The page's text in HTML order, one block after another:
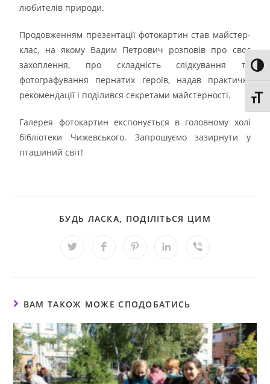
любителів природи.
Продовженням презентації фотокартин став майстер-
клас, на якому Вадим Петрович розповів про своє
захоплення, про складність слідкування та
фотографування пернатих героїв, надав практичні
рекомендації і поділився секретами майстерності.
Галерея фотокартин експонується в головному холі
бібліотеки Чижевського. Запрошуємо зазирнути у
пташиний світ!
БУДЬ ЛАСКА, ПОДІЛІТЬСЯ ЦИМ
ВАМ ТАКОЖ МОЖЕ СПОДОБАТИСЬ